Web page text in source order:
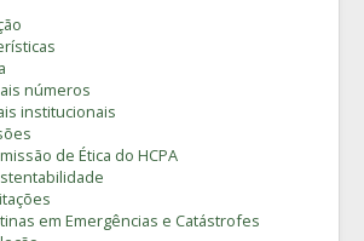
números
institucionais
de Ética do HCPA
em Emergências e Catástrofes